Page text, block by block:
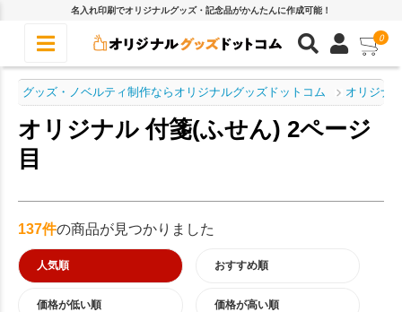
名入れ印刷でオリジナルグッズ・記念品がかんたんに作成可能！
0
グッズ・ノベルティ制作ならオリジナルグッズドットコム オリジナ
オリジナル 付箋(ふせん) 2ページ
目
137件の商品が見つかりました
人気順 おすすめ順
価格が低い順 価格が高い順